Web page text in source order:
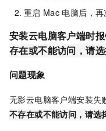
重启 Mac 电脑后，再
安装云电脑客户端时
存在或不能访问，请
问题现象
无影云电脑客户端安装失
不存在或不能访问，请选